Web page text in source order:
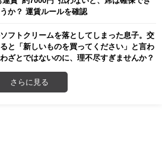
か？ 運賃ルールを確認
フトクリームを落としてしまった息子。交
と「新しいものを買ってください」と言わ
ざとではないのに、理不尽すぎませんか？
さらに見る